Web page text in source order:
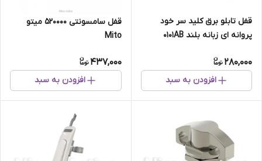
قفل تابلو برق کلید سر خود
پروانه ای زبانه بلند ۰۱۰۱AB
280,000
افزودن به سبد
قفل سامسونتی 520000 میتو
Mito
437,000
افزودن به سبد